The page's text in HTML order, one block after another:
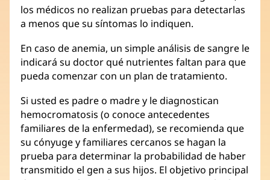
los médicos no realizan pruebas para detectarlas
a menos que su síntomas lo indiquen.
En caso de anemia, un simple análisis de sangre le
indicará su doctor qué nutrientes faltan para que
pueda comenzar con un plan de tratamiento.
Si usted es padre o madre y le diagnostican
hemocromatosis (o conoce antecedentes
familiares de la enfermedad), se recomienda que
su cónyuge y familiares cercanos se hagan la
prueba para determinar la probabilidad de haber
transmitido el gen a sus hijos. El objetivo principal